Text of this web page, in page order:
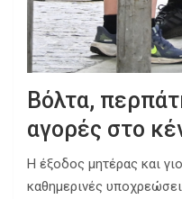
Βόλτα,
αγορές στο
Η έξοδος μητέρας και
καθημερινές